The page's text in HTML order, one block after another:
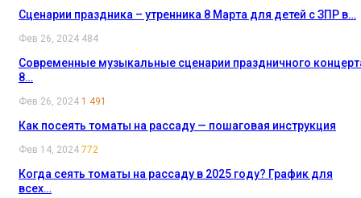
Сценарии праздника – утренника 8 Марта для детей с ЗПР в…
Фев 26, 2024 484
Современные музыкальные сценарии праздничного
8…
Фев 26, 2024 1 491
Как посеять томаты на рассаду — пошаговая инструкция
Фев 14, 2024 772
Когда сеять томаты на рассаду в 2025 году? График для
всех…